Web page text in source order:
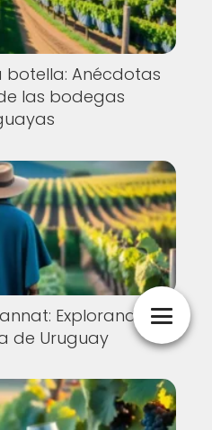
botella: Anécdotas
las bodegas
Explorando el
de Uruguay